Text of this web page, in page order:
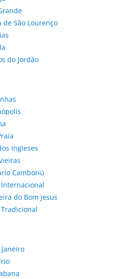
de São Lourenço
do Jordão
Ingleses
Camboriú
do Bom Jesus